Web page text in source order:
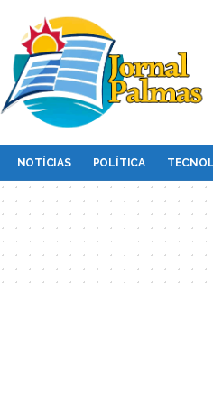
NOTÍCIAS POLÍTICA